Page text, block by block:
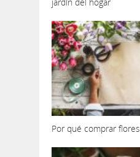
Por qué comprar